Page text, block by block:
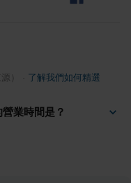
） 了解我們如何精選
業時間是？